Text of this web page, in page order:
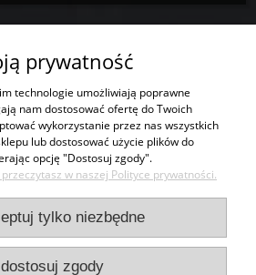
sztuczne
Usługi
Moje konto
Kontakt
prywatność
technologie umożliwiają poprawne
nam dostosować ofertę do Twoich
wykorzystanie przez nas wszystkich
lub dostosować użycie plików do
opcję "Dostosuj zgody".
w naszej Polityce prywatności.
tylko niezbędne
dostosuj zgody